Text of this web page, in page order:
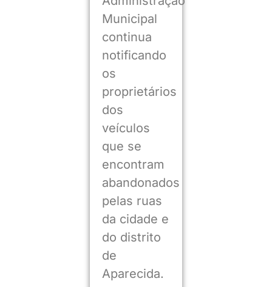
Municipal
continua
notificando
os
proprietários
dos
veículos
que se
encontram
abandonados
pelas ruas
da cidade e
do distrito
de
Aparecida.